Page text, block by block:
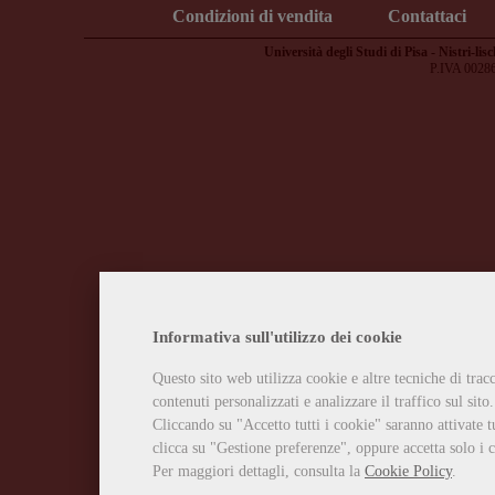
Informativa sull'utilizzo dei cookie
Questo sito web utilizza cookie e altre tecniche di
contenuti personalizzati e analizzare il traffico sul sito.
Cliccando su "Accetto tutti i cookie" saranno attivate
clicca su "Gestione preferenze", oppure accetta solo
Per maggiori dettagli, consulta la Cookie Policy.
Condizioni di vendita Contattaci
Università degli Studi di Pisa - Nistri-
P.IVA